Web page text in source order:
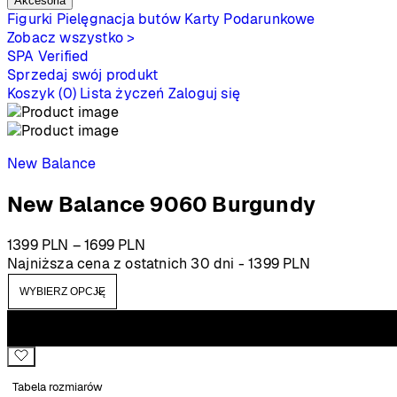
Figurki Pielęgnacja butów Karty Podarunkowe
Zobacz wszystko >
SPA Verified
Sprzedaj swój produkt
Koszyk (0) Lista życzeń Zaloguj się
New Balance
New Balance 9060 Burgundy
1399 PLN – 1699 PLNZakres
cen:
Najniższa cena z ostatnich 30 dni -1399 PLN
Tabela rozmiarów